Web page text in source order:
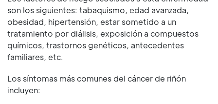
son los siguientes: tabaquismo, edad avanzada,
obesidad, hipertensión, estar sometido a un
tratamiento por diálisis, exposición a compuestos
químicos, trastornos genéticos, antecedentes
familiares, etc.
Los síntomas más comunes del cáncer de riñón
incluyen: